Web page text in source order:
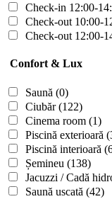
Check-in 12:00-
Check-out 10:00-
Check-out 12:00-
Confort & Lux
Saună (0)
Ciubăr(122)
Cinema room (1)
Piscină exterioară
Piscină interioară
Șemineu (138)
Jacuzzi / Cadă
Saună uscată (42)